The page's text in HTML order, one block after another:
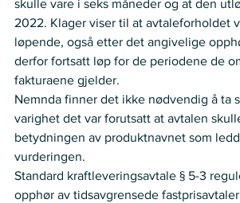
skulle vare i seks måneder og at den
2022. Klager viser til at avtaleforholdet
løpende, også etter det angivelige
derfor fortsatt løp for de periodene de
fakturaene gjelder.
Nemnda finner det ikke nødvendig å ta
varighet det var forutsatt at avtalen
betydningen av produktnavnet som
vurderingen.
Standard kraftleveringsavtale § 5-3
opphør av tidsavgrensede